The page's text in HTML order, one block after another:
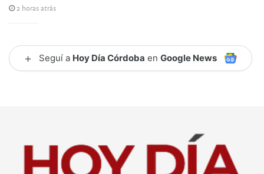
2 horas atrás
+ Seguí a Hoy Día Córdoba en Google News